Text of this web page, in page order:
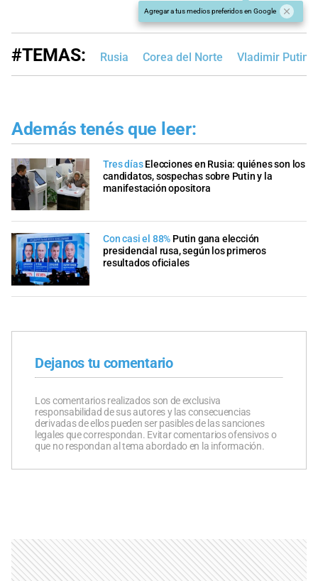
Agregar a tus medios preferidos en Google
#TEMAS: Rusia Corea del Norte Vladimir Putin
Además tenés que leer:
Tres días Elecciones en Rusia: quiénes son los
candidatos, sospechas sobre Putin y la
manifestación opositora
Con casi el 88% Putin gana elección
presidencial rusa, según los primeros
resultados oficiales
Dejanos tu comentario
Los comentarios realizados son de exclusiva
responsabilidad de sus autores y las consecuencias
derivadas de ellos pueden ser pasibles de las sanciones
legales que correspondan. Evitar comentarios ofensivos o
que no respondan al tema abordado en la información.